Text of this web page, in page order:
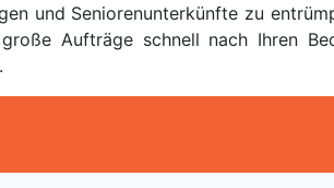
und Seniorenunterkünfte zu
Aufträge schnell nach Ihren